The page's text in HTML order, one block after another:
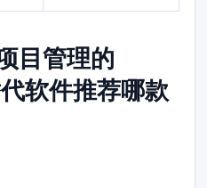
目管理的
软件推荐哪款